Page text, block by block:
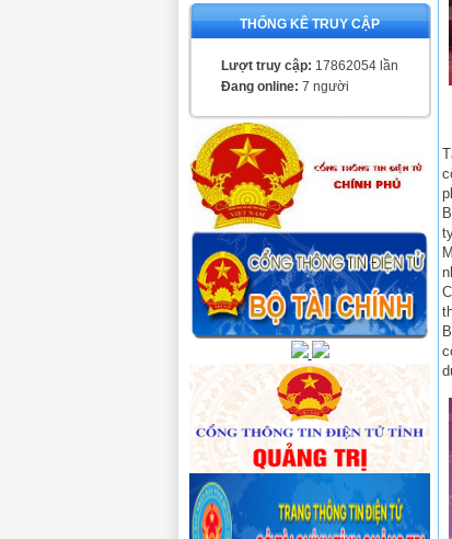
THỐNG KÊ TRUY CẬP
Lượt truy cập: 17862054 lần
Đang online: 7 người